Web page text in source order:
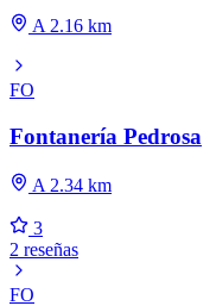
A 2.16 km
FO
Fontanería Pedrosa
A 2.34 km
3
2 reseñas
FO